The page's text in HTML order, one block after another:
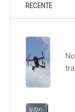
RECENTE